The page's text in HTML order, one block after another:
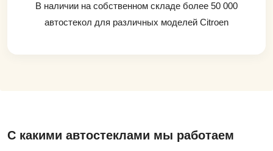
В наличии на собственном складе более 50 000
автостекол для различных моделей Citroen
С какими автостеклами мы работаем